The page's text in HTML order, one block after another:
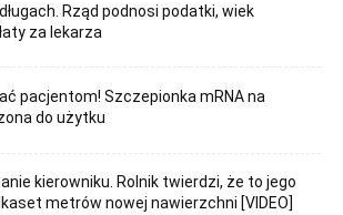
Rząd podnosi podatki, wiek
za lekarza
pacjentom! Szczepionka mRNA na
do użytku
kierowniku. Rolnik twierdzi, że to jego
metrów nowej nawierzchni [VIDEO]